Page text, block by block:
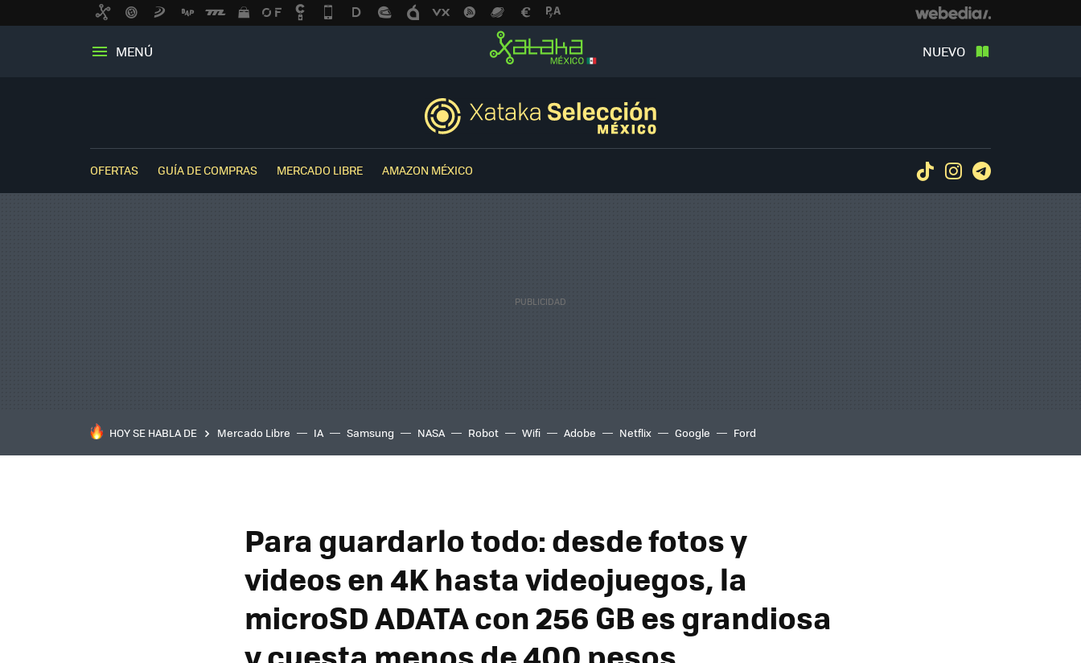
MENÚ NUEVO
OFERTAS GUÍA DE COMPRAS MERCADO LIBRE AMAZON MÉXICO TiktokInstagram
HOY SE HABLA DE Mercado Libre IA Samsung NASA Robot Wifi Adobe Netflix Google Ford
Para guardarlo todo: desde fotos y
videos en 4K hasta videojuegos, la
microSD ADATA con 256 GB es grandiosa